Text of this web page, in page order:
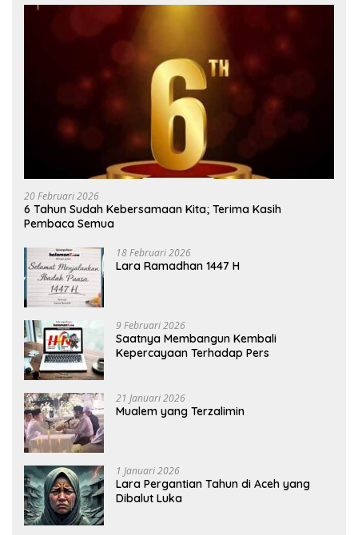
20 Februari 2026
6 Tahun Sudah Kebersamaan Kita; Terima Kasih
Pembaca Semua
18 Februari 2026
Lara Ramadhan 1447 H
9 Februari 2026
Saatnya Membangun Kembali
Kepercayaan Terhadap Pers
21 Januari 2026
Mualem yang Terzalimin
1 Januari 2026
Lara Pergantian Tahun di Aceh yang
Dibalut Luka